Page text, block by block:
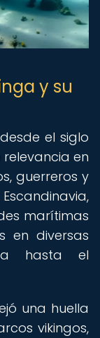
y su
el siglo
en
guerreros y
marítimas
en diversas
hasta el
una huella
vikingos,